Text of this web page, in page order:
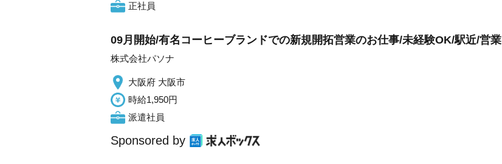
正社員
09月開始/有名コーヒーブランドでの新規開拓営業のお仕事/未経験OK/駅近/営業
株式会社パソナ
大阪府 大阪市
時給1,950円
派遣社員
Sponsored by